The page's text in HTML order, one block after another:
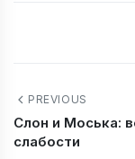
PREVIOUS
Слон и Моська:
слабости